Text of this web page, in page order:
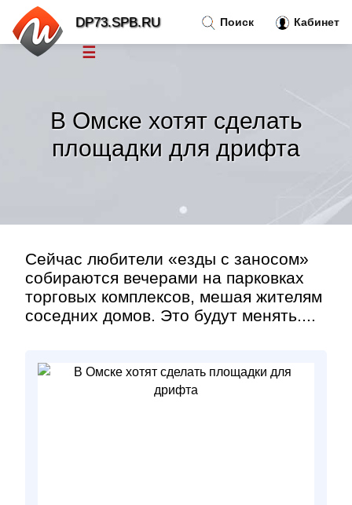
В Омске хотят сделать
площадки для дрифта
Сейчас любители «езды с заносом»
собираются вечерами на парковках
торговых комплексов, мешая жителям
соседних домов. Это будут менять....
Поиск Кабинет
DP73.SPB.RU
☰
Тренды новостей»
Правила»
Контакт»